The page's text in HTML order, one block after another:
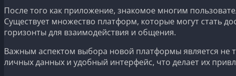
После того как приложение, знакомое многим
Существует множество платформ, которые могут стать
горизонты для взаимодействия и общения.
Важным аспектом выбора новой платформы является не
личных данных и удобный интерфейс, что делает их